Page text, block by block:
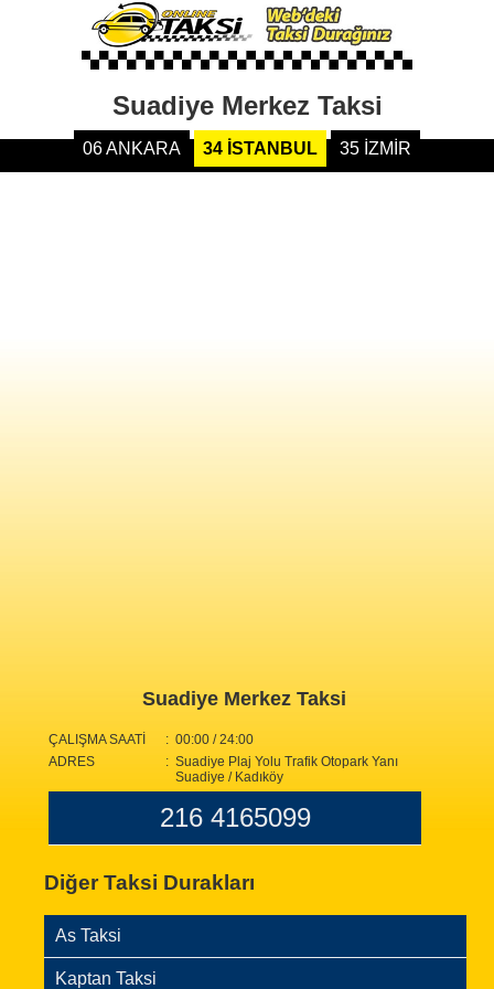
Suadiye Merkez Taksi
06 ANKARA 34 İSTANBUL 35 İZMİR
Suadiye Merkez Taksi
ÇALIŞMA SAATİ
: 00:00 / 24:00
ADRES
: Suadiye Plaj Yolu Trafik Otopark Yanı
Suadiye / Kadıköy
216 4165099
Diğer Taksi Durakları
As Taksi
Kaptan Taksi